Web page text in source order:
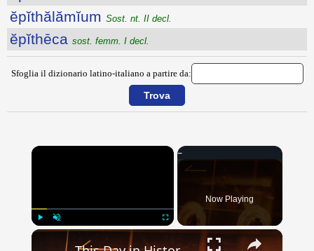
ĕpĭthălămĭum Sost. nt. II decl.
ĕpĭthēca sost. femm. I decl.
Sfoglia il dizionario latino-italiano a partire da:
×
Play Unmute Fullscreen
Now Playing
×